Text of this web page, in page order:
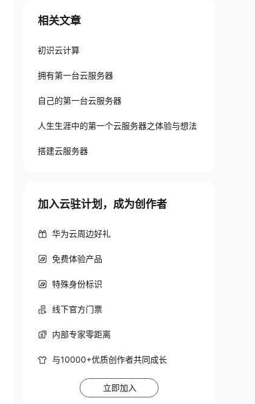
相关文章
初识云计算
拥有第一台云服务器
自己的第一台云服务器
人生生涯中的第一个云服务器之体验与想法
搭建云服务器
加入云驻计划，成为创作者
华为云周边好礼
免费体验产品
特殊身份标识
线下官方门票
内部专家零距离
与10000+优质创作者共同成长
立即加入